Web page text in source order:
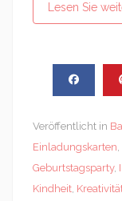
Lesen Sie
Veröffentlicht in
Einladungskarten,
Geburtstagsparty,
Kindheit,